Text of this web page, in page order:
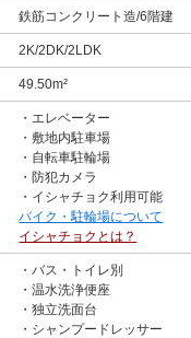
鉄筋コンクリート造/6階建
2K/2DK/2LDK
49.50m²
エレベーター
敷地内駐車場
自転車駐輪場
防犯カメラ
イシャチョク利用可能
バイク・駐輪場について
イシャチョクとは？
バス・トイレ別
温水洗浄便座
独立洗面台
シャンプードレッサー